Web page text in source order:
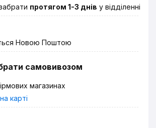
протягом 1-3 днів у відділенні
Новою Поштою
самовивозом
магазинах
карті